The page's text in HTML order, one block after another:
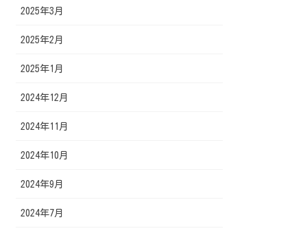
2025年3月
2025年2月
2025年1月
2024年12月
2024年11月
2024年10月
2024年9月
2024年7月